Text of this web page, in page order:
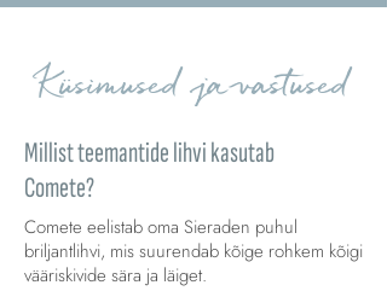
Küsimused ja vastused
Millist teemantide lihvi kasutab
Comete?
Comete eelistab oma Sieraden puhul
briljantlihvi, mis suurendab kõige rohkem kõigi
vääriskivide sära ja läiget.